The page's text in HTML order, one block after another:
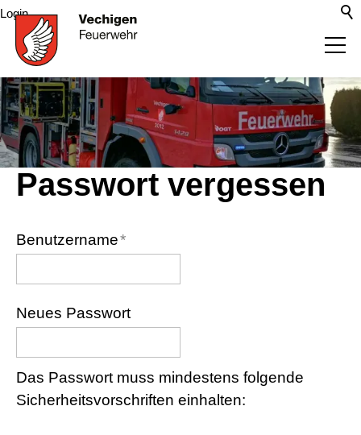
Login
Aktuelles
Organisation
Tätigkeiten
Infrastruktur
Kontakt
Passwort vergessen
Benutzername*
Neues Passwort
Das Passwort muss mindestens folgende
Sicherheitsvorschriften einhalten: